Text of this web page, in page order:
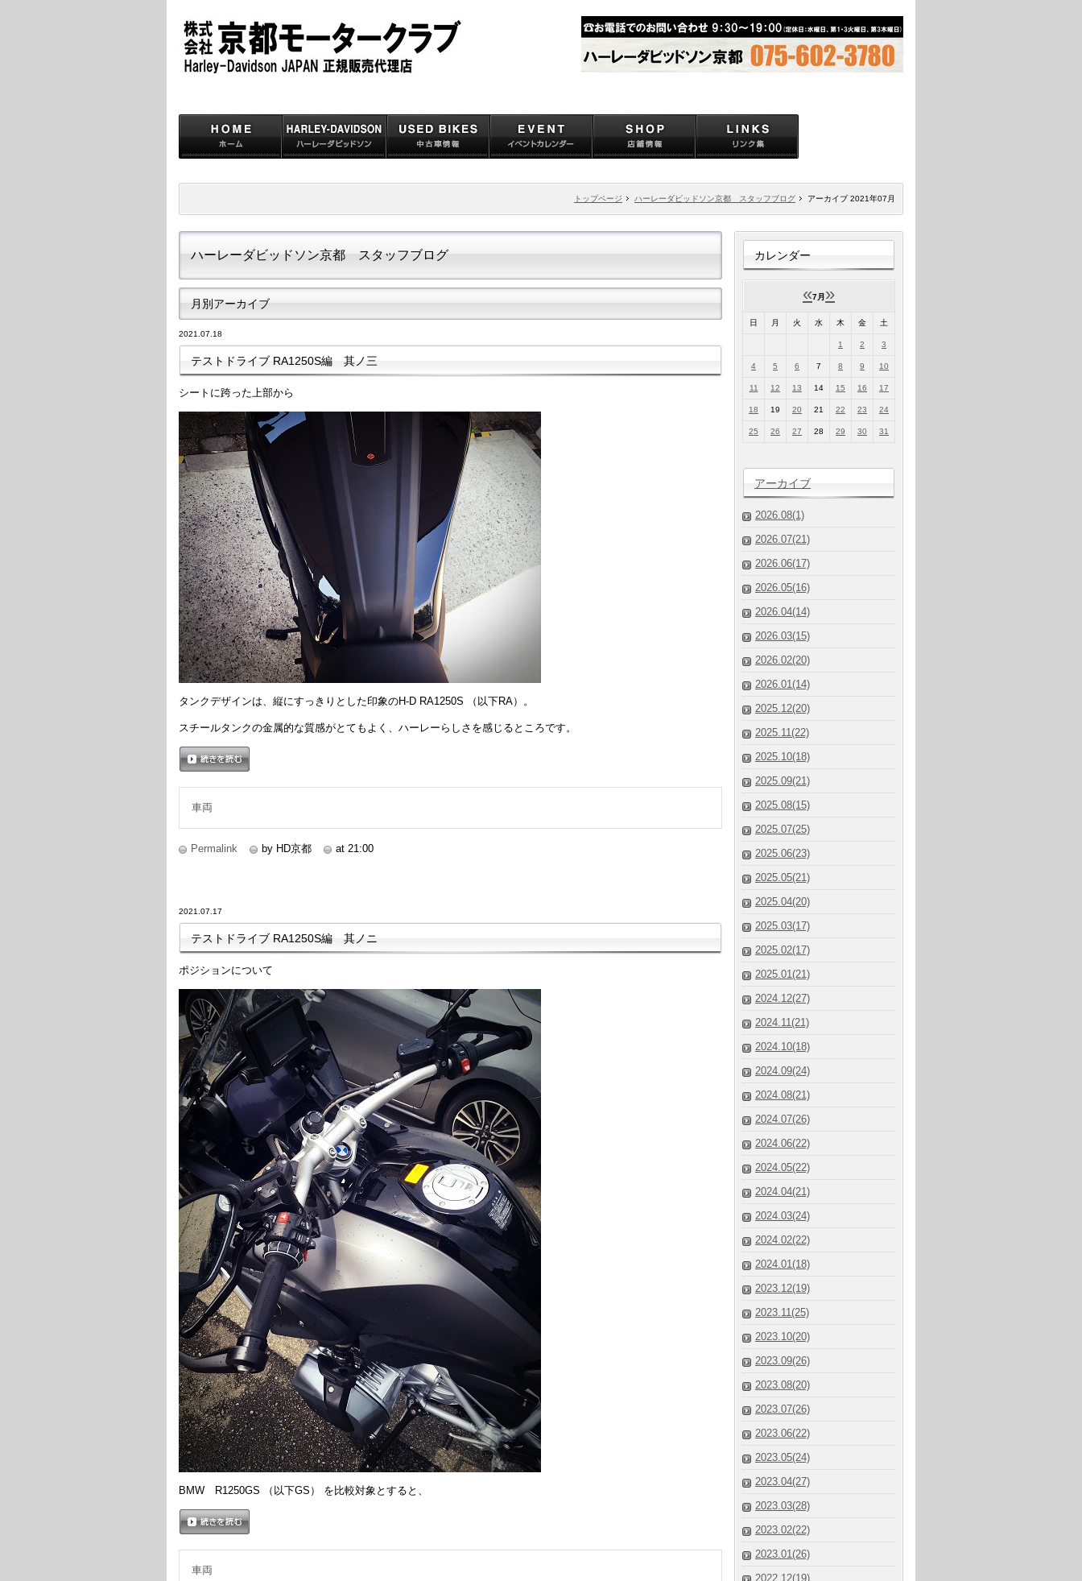
トップページ ハーレーダビッドソン京都 スタッフブログ アーカイブ 2021年07月
ハーレーダビッドソン京都 スタッフブログ
月別アーカイブ
2021.07.18
テストドライブ RA1250S編 其ノ三
シートに跨った上部から
タンクデザインは、縦にすっきりとした印象のH-D RA1250S （以下RA）。
スチールタンクの金属的な質感がとてもよく、ハーレーらしさを感じるところです。
車両
Permalink by HD京都 at 21:00
2021.07.17
テストドライブ RA1250S編 其ノニ
ポジションについて
BMW R1250GS （以下GS） を比較対象とすると、
車両
カレンダー
«7月 »
日 月 火 水 木 金 土
1 2 3
4 5 6 7 8 9 10
11 12 13 14 15 16 17
18 19 20 21 22 23 24
25 26 27 28 29 30 31
アーカイブ
2026.08(1)
2026.07(21)
2026.06(17)
2026.05(16)
2026.04(14)
2026.03(15)
2026.02(20)
2026.01(14)
2025.12(20)
2025.11(22)
2025.10(18)
2025.09(21)
2025.08(15)
2025.07(25)
2025.06(23)
2025.05(21)
2025.04(20)
2025.03(17)
2025.02(17)
2025.01(21)
2024.12(27)
2024.11(21)
2024.10(18)
2024.09(24)
2024.08(21)
2024.07(26)
2024.06(22)
2024.05(22)
2024.04(21)
2024.03(24)
2024.02(22)
2024.01(18)
2023.12(19)
2023.11(25)
2023.10(20)
2023.09(26)
2023.08(20)
2023.07(26)
2023.06(22)
2023.05(24)
2023.04(27)
2023.03(28)
2023.02(22)
2023.01(26)
2022.12(19)